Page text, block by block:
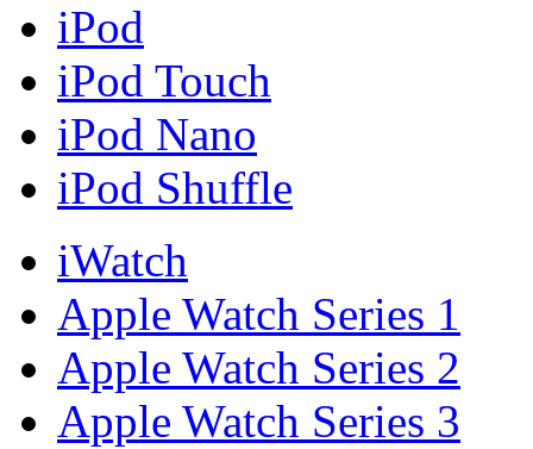
iPod
iPod Touch
iPod Nano
iPod Shuffle
iWatch
Apple Watch Series 1
Apple Watch Series 2
Apple Watch Series 3